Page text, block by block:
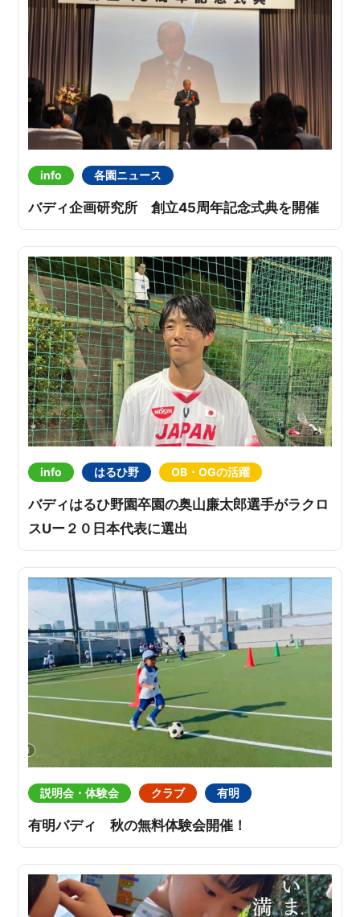
info 各園ニュース
バディ企画研究所 創立45周年記念式典を開催
info はるひ野 OB・OGの活躍
バディはるひ野園卒園の奥山廉太郎選手がラクロ
スUー２０日本代表に選出
説明会・体験会 クラブ 有明
有明バディ 秋の無料体験会開催！